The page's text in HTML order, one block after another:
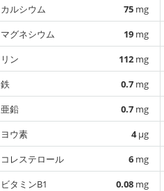
カルシウム 75 mg
マグネシウム
19 mg
リン
112 mg
鉄
0.7 mg
亜鉛
0.7 mg
ヨウ素
4µg
コレステロール
6 mg
ビタミンB1
0.08 mg